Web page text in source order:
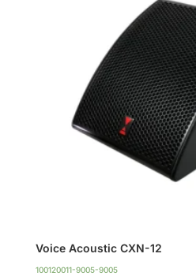
Voice Acoustic CXN-12
100120011-9005-9005